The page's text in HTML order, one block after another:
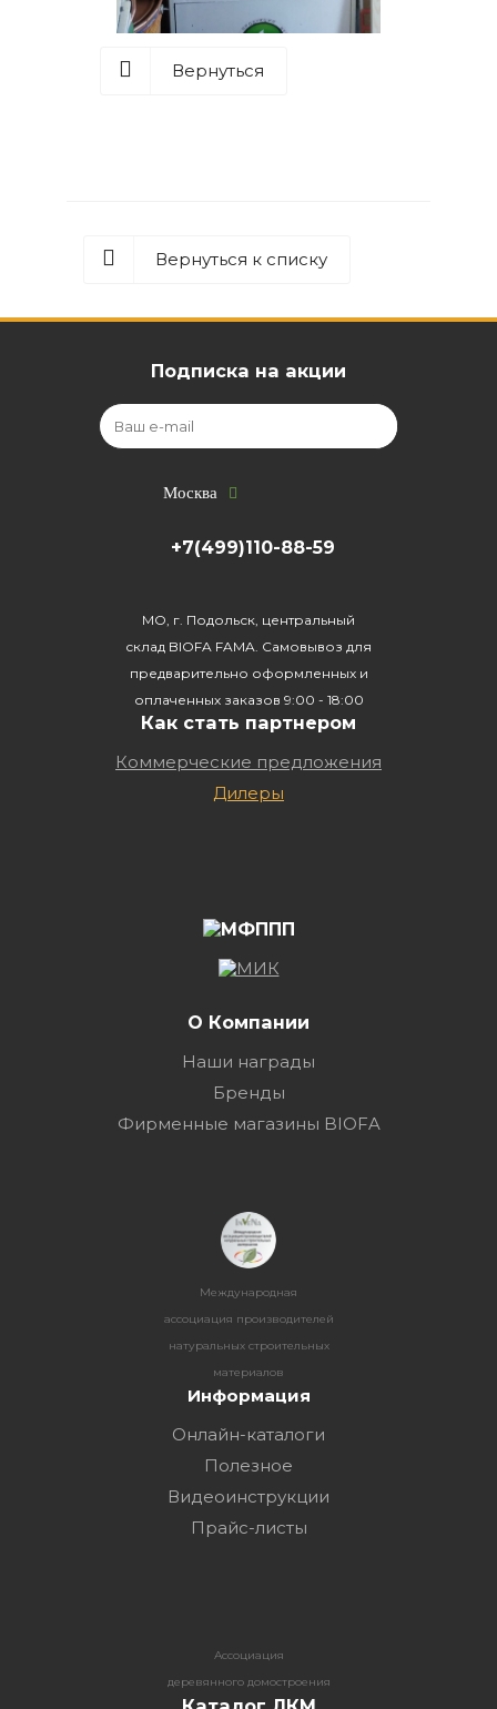
Вернуться
Вернуться к списку
Подписка на акции
Москва
+7(499)110-88-59
МО, г. Подольск, центральный
склад BIOFA FAMA. Самовывоз для
предварительно оформленных и
оплаченных заказов 9:00 - 18:00
Как стать партнером
Коммерческие предложения
Дилеры
О Компании
Наши награды
Бренды
Фирменные магазины BIOFA
Международная
ассоциация производителей
натуральных строительных
материалов
Информация
Онлайн-каталоги
Полезное
Видеоинструкции
Прайс-листы
Ассоциация
деревянного домостроения